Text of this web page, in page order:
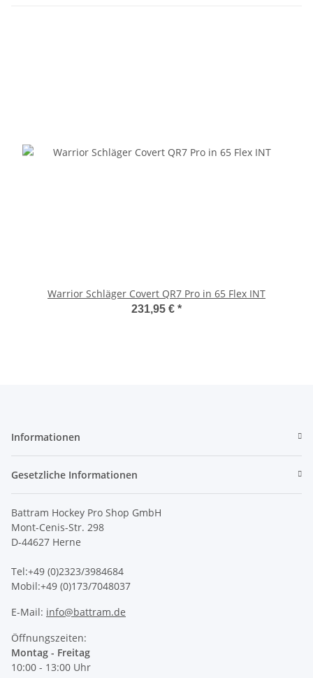
Warrior Schläger Covert QR7 Pro in 65 Flex INT
231,95 € *
Informationen
Gesetzliche Informationen
Battram Hockey Pro Shop GmbH
Mont-Cenis-Str. 298
D-44627 Herne
Tel:+49 (0)2323/3984684
Mobil:+49 (0)173/7048037
E-Mail: info@battram.de
Öffnungszeiten:
Montag - Freitag
10:00 - 13:00 Uhr